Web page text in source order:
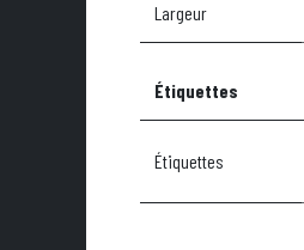
Largeur
Étiquettes
Étiquettes